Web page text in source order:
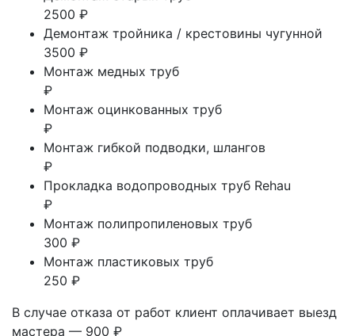
2500 ₽
Демонтаж тройника / крестовины чугунной
3500 ₽
Монтаж медных труб
₽
Монтаж оцинкованных труб
₽
Монтаж гибкой подводки, шлангов
₽
Прокладка водопроводных труб Rehau
₽
Монтаж полипропиленовых труб
300 ₽
Монтаж пластиковых труб
250 ₽
В случае отказа от работ клиент оплачивает выезд
мастера — 900 ₽